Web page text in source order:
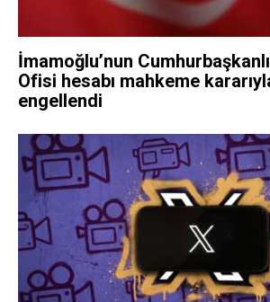
İmamoğlu’nun
Ofisi hesabı mahkeme
engellendi